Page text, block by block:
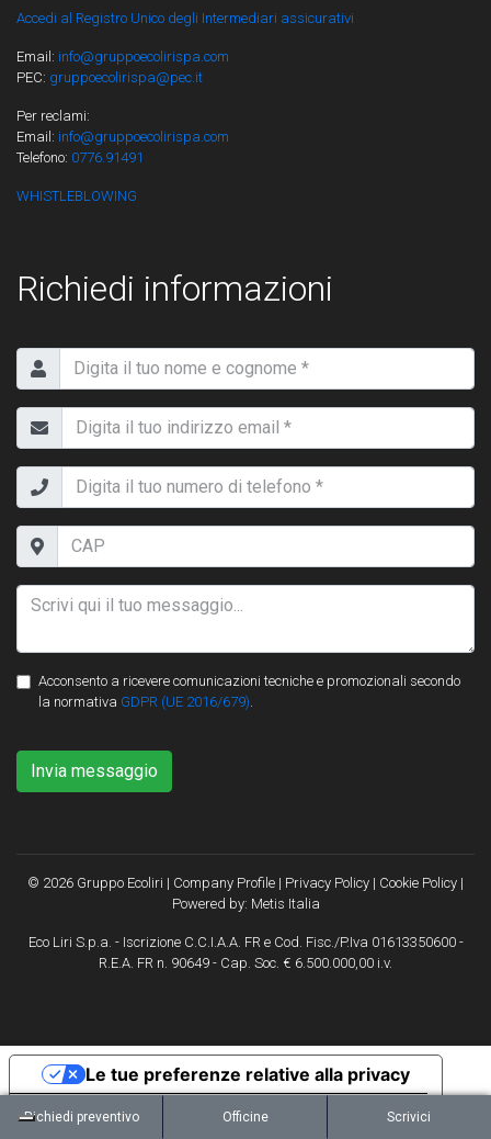
Accedi al Registro Unico degli Intermediari assicurativi
Email: info@gruppoecolirispa.com
PEC: gruppoecolirispa@pec.it
Per reclami:
Email: info@gruppoecolirispa.com
Telefono: 0776.91491
WHISTLEBLOWING
Richiedi informazioni
Acconsento a ricevere comunicazioni tecniche e promozionali secondo
la normativa GDPR (UE 2016/679)
Invia messaggio
© 2026 Gruppo Ecoliri | Company Profile | Privacy Policy | Cookie Policy |
Powered by: Metis Italia
Eco Liri S.p.a. - Iscrizione C.C.I.A.A. FR e Cod. Fisc./P.Iva 01613350600 -
R.E.A. FR n. 90649 - Cap. Soc. € 6.500.000,00 i.v.
Richiedi preventivo Officine Scrivici
Informativa sulla raccolta
Le tue preferenze relative alla privacy